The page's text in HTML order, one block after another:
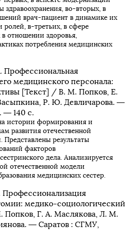
здравоохранения, во-вторых, в
врач-пациент в динамике их
ролей, в-третьих, в сфере
отношении здоровья,
потребления медицинских
Профессиональная
медицинского персонала:
[Текст] / В. М. Попков, Е.
Р. Ю. Девличарова. —
— 140 с.
истории формирования и
развития отечественной
Представлены результаты
факторов
дела. Анализируется
отечественной модели
медицинских сестер.
Профессионализация
медико-социологический
Попков, Г. А. Маслякова, Л. М.
— Саратов : СГМУ,